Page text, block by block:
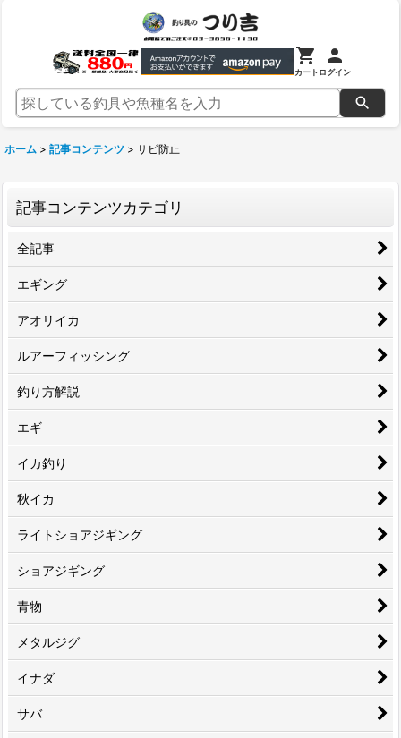
カートログイン
ホーム > 記事コンテンツ > サビ防止
記事コンテンツカテゴリ
全記事
エギング
アオリイカ
ルアーフィッシング
釣り方解説
エギ
イカ釣り
秋イカ
ライトショアジギング
ショアジギング
青物
メタルジグ
イナダ
サバ